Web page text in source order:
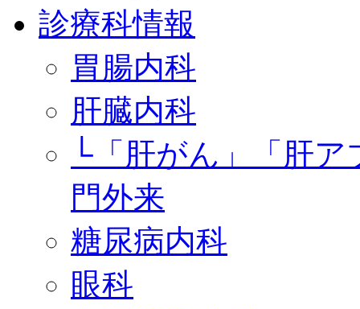
診療科情報
胃腸内科
肝臓内科
└「肝がん」「肝
門外来
糖尿病内科
眼科